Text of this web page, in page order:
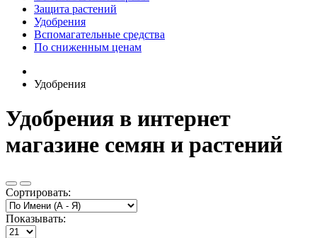
Защита растений
Удобрения
Вспомагательные средства
По сниженным ценам
Удобрения
Удобрения в интернет
магазине семян и растений
Сортировать:
Показывать: